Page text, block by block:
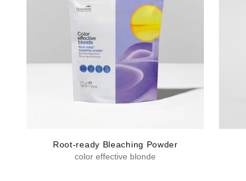
Root-ready Bleaching Powder
color effective blonde